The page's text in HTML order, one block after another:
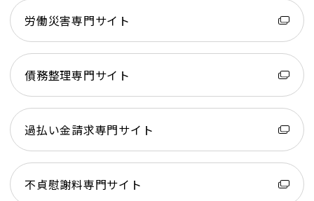
労働災害専門サイト
債務整理専門サイト
過払い金請求専門サイト
不貞慰謝料専門サイト